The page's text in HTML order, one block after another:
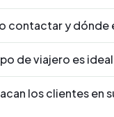
contactar y dónde
de viajero es
los clientes en